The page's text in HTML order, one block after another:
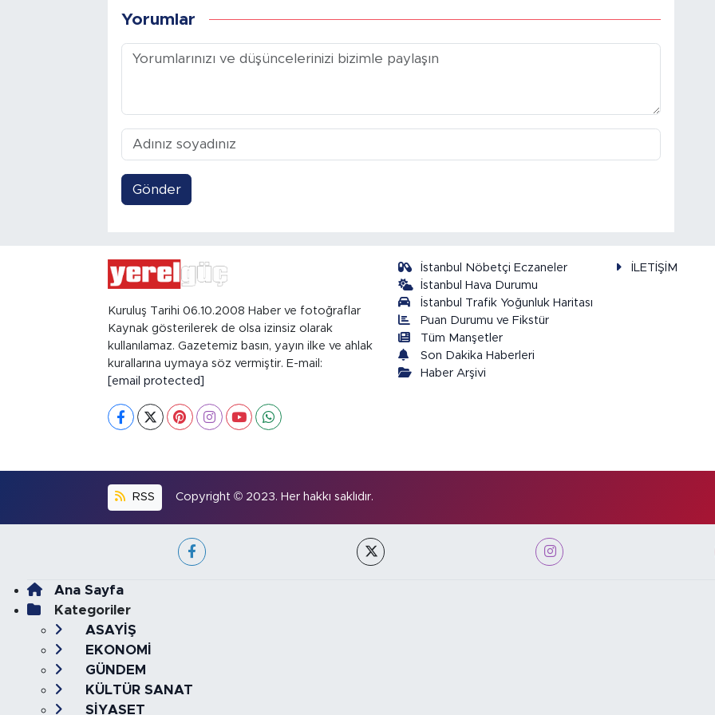
Yorumlar
Gönder
Kuruluş Tarihi 06.10.2008 Haber ve fotoğraflar
Kaynak gösterilerek de olsa izinsiz olarak
kullanılamaz. Gazetemiz basın, yayın ilke ve ahlak
kurallarına uymaya söz vermiştir. E-mail:
[email protected]
İstanbul Nöbetçi Eczaneler
İstanbul Hava Durumu
İstanbul Trafik Yoğunluk Haritası
Puan Durumu ve Fikstür
Tüm Manşetler
Son Dakika Haberleri
Haber Arşivi
İLETİŞİM
RSS Copyright © 2023. Her hakkı saklıdır.
Ana Sayfa
Kategoriler
ASAYİŞ
EKONOMİ
GÜNDEM
KÜLTÜR SANAT
SİYASET